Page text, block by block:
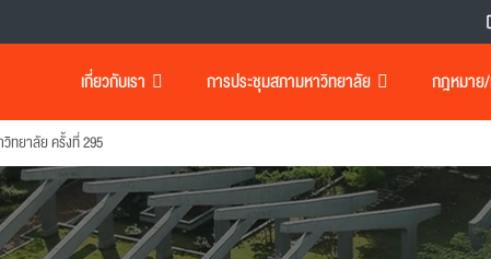
เกี่ยวกับเรา การประชุมสภามหาวิทยาลัย กฎหมาย/
ทยาลัย ครั้งที่ 295